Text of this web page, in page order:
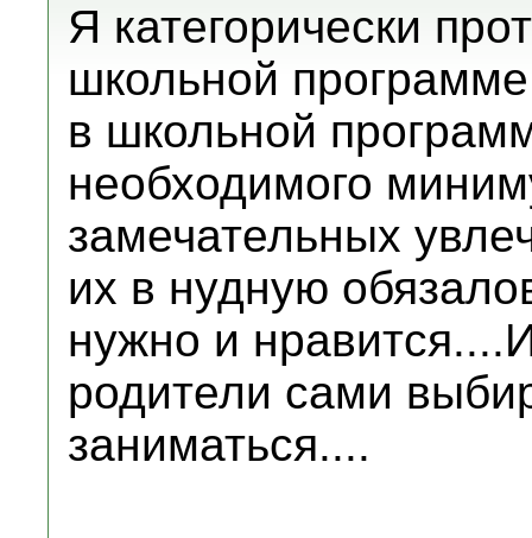
Я категорически
школьной
в школьной
необходимого
замечательных
их в нудную
нужно и
родители сами
заниматься....